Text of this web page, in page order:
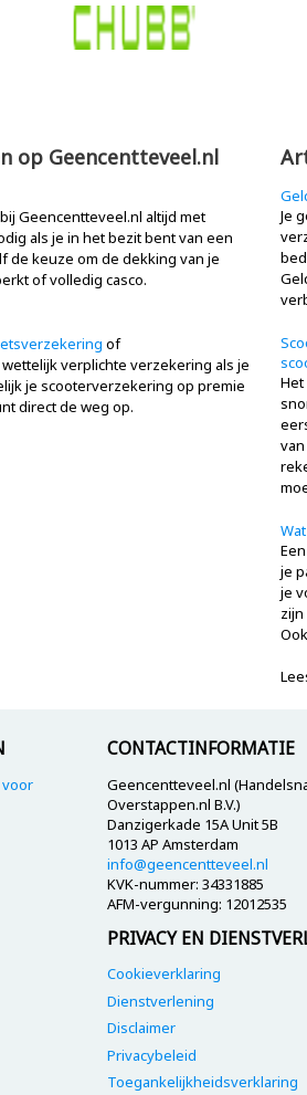
op Geencentteveel.nl
Geencentteveel.nl altijd met
als je in het bezit bent van een
de keuze om de dekking van je
of volledig casco.
of
verplichte verzekering als je
je scooterverzekering op premie
direct de weg op.
Je
je
je
CONTACTINFORMATIE
Geencentteveel.nl
Overstappen.nl B.V.)
Danzigerkade 15A Unit 5B
1013 AP Amsterdam
info@geencentteveel.nl
KVK-nummer: 34331885
AFM-vergunning: 12012535
PRIVACY EN
Cookieverklaring
Dienstverlening
Disclaimer
Privacybeleid
Toegankelijkheidsverklaring